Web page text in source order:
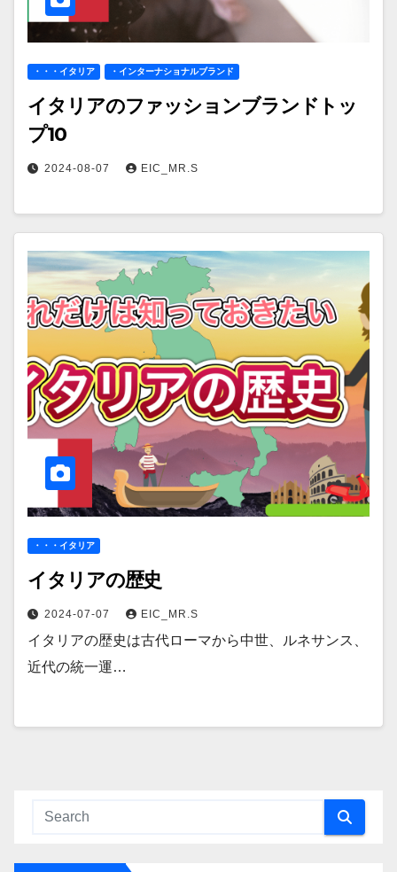
・・・イタリア ・インターナショナルブランド
イタリアのファッションブランドトッ
プ10
2024-08-07 EIC_MR.S
・・・イタリア
イタリアの歴史
2024-07-07 EIC_MR.S
イタリアの歴史は古代ローマから中世、ルネサンス、
近代の統一運…